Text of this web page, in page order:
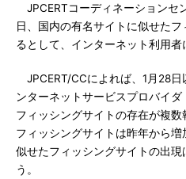
JPCERTコーディネーションセ
日、国内の有名サイトに似せた
るとして、インターネット利用者
JPCERT/CCによれば、1月28
ンターネットサービスプロバイ
フィッシングサイトの存在が複
フィッシングサイトは昨年から
似せたフィッシングサイトの出
う。